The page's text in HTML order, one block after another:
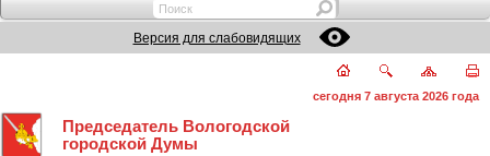
Версия для слабовидящих
сегодня 7 августа 2026 года
Председатель Вологодской
городской Думы